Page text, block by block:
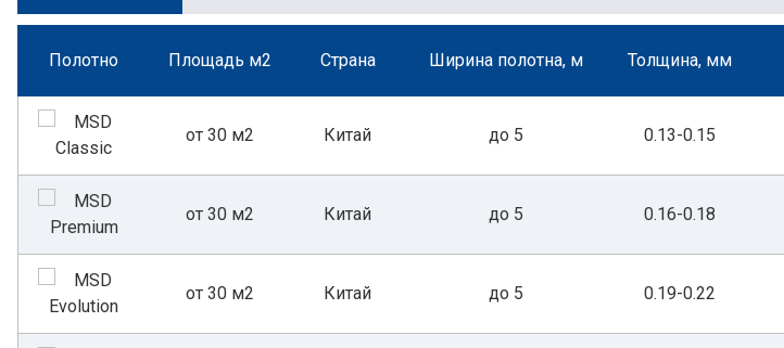
Полотно Площадь м2 Страна Ширина полотна, м Толщина, мм
от 30 м2 Китай до 5 0.13-0.15
от 30 м2 Китай до 5 0.16-0.18
от 30 м2 Китай до 5 0.19-0.22